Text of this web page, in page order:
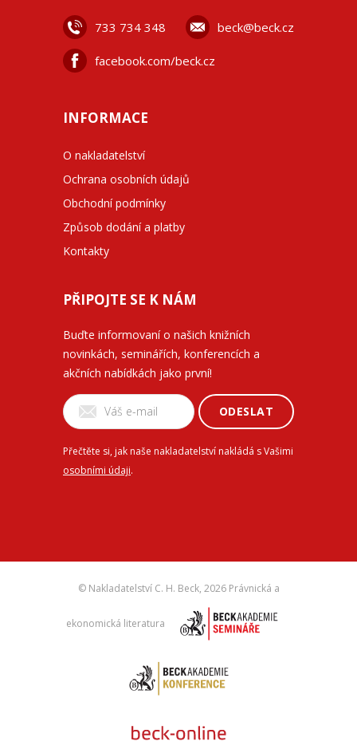
733 734 348 beck@beck.cz
facebook.com/beck.cz
INFORMACE
O nakladatelství
Ochrana osobních údajů
Obchodní podmínky
Způsob dodání a platby
Kontakty
PŘIPOJTE SE K NÁM
Buďte informovaní o našich knižních
novinkách, seminářích, konferencích a
akčních nabídkách jako první!
ODESLAT
Přečtěte si, jak naše nakladatelství nakládá s Vašimi
osobními údaji.
© Nakladatelství C. H. Beck, 2026 Právnická a
ekonomická literatura